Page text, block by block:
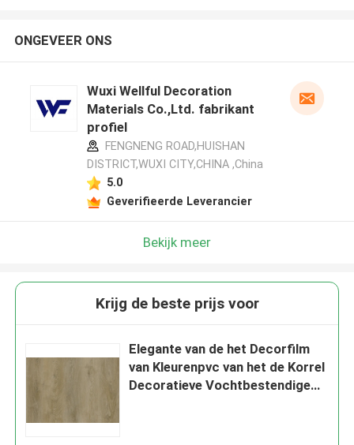
ONGEVEER ONS
Wuxi Wellful Decoration
Materials Co.,Ltd. fabrikant
profiel
FENGNENG ROAD,HUISHAN
DISTRICT,WUXI CITY,CHINA ,China
5.0
Geverifieerde Leverancier
Bekijk meer
Krijg de beste prijs voor
Elegante van de het Decorfilm
van Kleurenpvc van het de Korrel
Decoratieve Vochtbestendige